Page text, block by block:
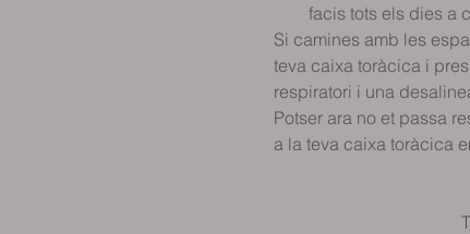
facis tots els dies a
Si camines amb les
teva caixa toràcica i
respiratori i una
Potser ara no et passa
a la teva
Si la qualitat
També